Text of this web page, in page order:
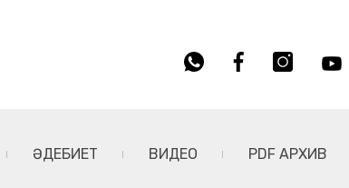
ӘДЕБИЕТ ВИДЕО PDF АРХИВ